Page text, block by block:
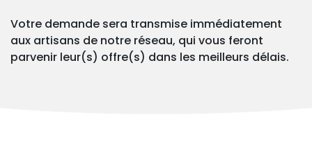
Votre demande sera transmise immédiatement
aux artisans de notre réseau, qui vous feront
parvenir leur(s) offre(s) dans les meilleurs délais.